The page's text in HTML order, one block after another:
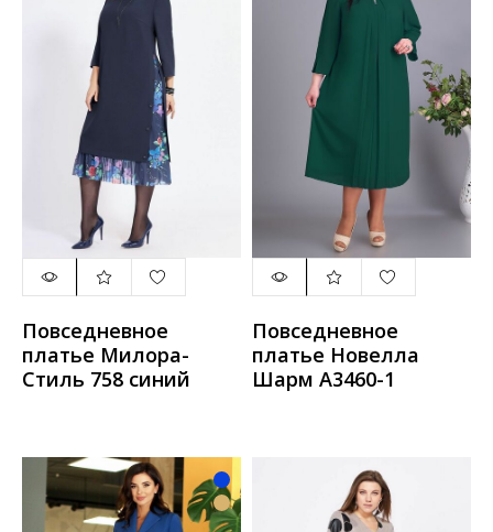
Повседневное
платье Милора-
Стиль 758 синий
Повседневное
платье Новелла
Шарм А3460-1